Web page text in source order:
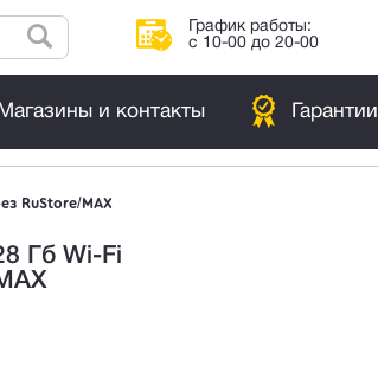
График работы:
с 10-00 до 20-00
Магазины и контакты Гарантии
RuStore/MAX
Гб Wi-Fi